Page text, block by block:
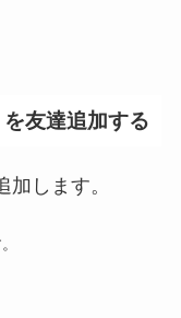
友達追加する
します。